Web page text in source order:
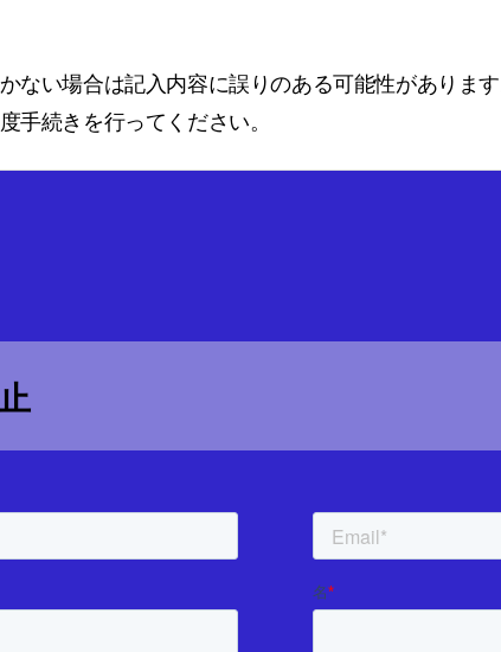
ない場合は記入内容に誤りのある可能性があります
手続きを行ってください。